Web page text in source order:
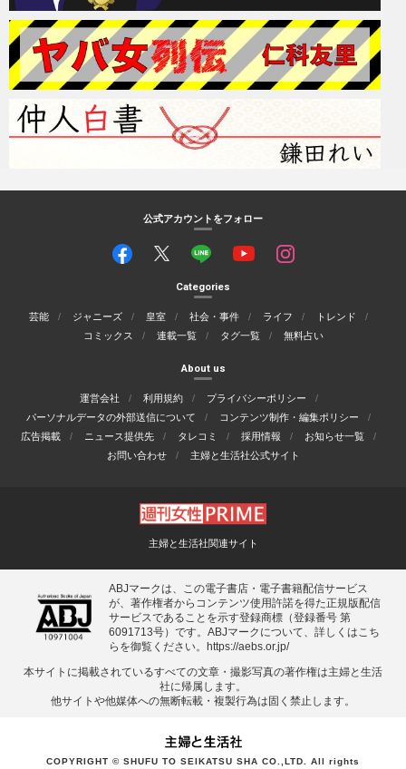
公式アカウントをフォロー
Categories
芸能 ジャニーズ 皇室 社会・事件 ライフ
トレンド
コミックス
連載一覧 タグ一覧 無料占い
About us
運営会社 利用規約
プライバシーポリシー
パーソナルデータの外部送信について
コンテンツ制作・編集ポリシー
広告掲載
ニュース提供先 タレコミ 採用情報
お知らせ一覧
お問い合わせ
主婦と生活社公式サイト
主婦と生活社関連サイト
ABJマークは、この電子書店・電子書籍配信サービス
が、著作権者からコンテンツ使用許諾を得た正規版配信
サービスであることを示す登録商標（登録番号 第
6091713号）です。ABJマークについて、詳しくはこち
らを御覧ください。 https://aebs.or.jp/
本サイトに掲載されているすべての⽂章・撮影写真の著作権は主婦と⽣活
社に帰属します。
他サイトや他媒体への無断転載・複製⾏為は固く禁⽌します。
COPYRIGHT © SHUFU TO SEIKATSU SHA CO.,LTD. All rights